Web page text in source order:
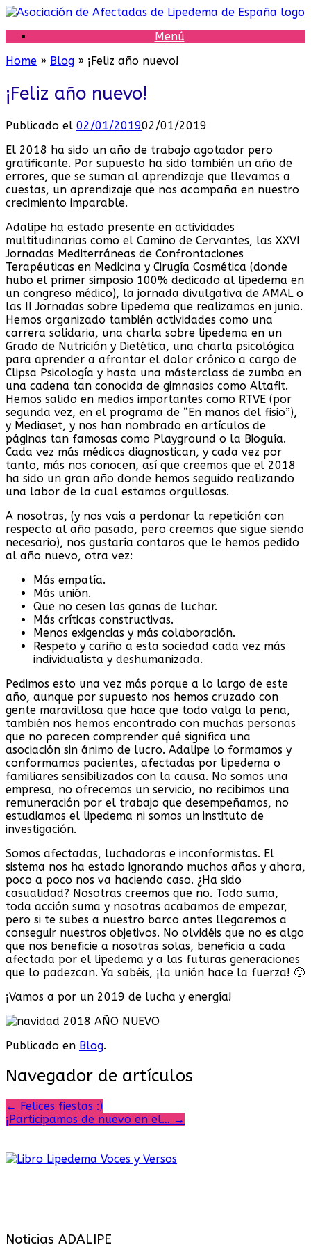
Saltar
contenido
Menú
Home » Blog » ¡Feliz año nuevo!
¡Feliz año nuevo!
Publicado el 02/01/201902/01/2019
El 2018 ha sido un año de trabajo agotador pero
gratificante. Por supuesto ha sido también un año de
errores, que se suman al aprendizaje que llevamos a
cuestas, un aprendizaje que nos acompaña en nuestro
crecimiento imparable.
Adalipe ha estado presente en actividades
multitudinarias como el Camino de Cervantes, las XXVI
Jornadas Mediterráneas de Confrontaciones
Terapéuticas en Medicina y Cirugía Cosmética (donde
hubo el primer simposio 100% dedicado al lipedema en
un congreso médico), la jornada divulgativa de AMAL o
las II Jornadas sobre lipedema que realizamos en junio.
Hemos organizado también actividades como una
carrera solidaria, una charla sobre lipedema en un
Grado de Nutrición y Dietética, una charla psicológica
para aprender a afrontar el dolor crónico a cargo de
Clipsa Psicología y hasta una másterclass de zumba en
una cadena tan conocida de gimnasios como Altafit.
Hemos salido en medios importantes como RTVE (por
segunda vez, en el programa de “En manos del fisio”),
y Mediaset, y nos han nombrado en artículos de
páginas tan famosas como Playground o la Bioguía.
Cada vez más médicos diagnostican, y cada vez por
tanto, más nos conocen, así que creemos que el 2018
ha sido un gran año donde hemos seguido realizando
una labor de la cual estamos orgullosas.
A nosotras, (y nos vais a perdonar la repetición con
respecto al año pasado, pero creemos que sigue siendo
necesario), nos gustaría contaros que le hemos pedido
al año nuevo, otra vez:
Más empatía.
Más unión.
Que no cesen las ganas de luchar.
Más críticas constructivas.
Menos exigencias y más colaboración.
Respeto y cariño a esta sociedad cada vez más
individualista y deshumanizada.
Pedimos esto una vez más porque a lo largo de este
año, aunque por supuesto nos hemos cruzado con
gente maravillosa que hace que todo valga la pena,
también nos hemos encontrado con muchas personas
que no parecen comprender qué significa una
asociación sin ánimo de lucro. Adalipe lo formamos y
conformamos pacientes, afectadas por lipedema o
familiares sensibilizados con la causa. No somos una
empresa, no ofrecemos un servicio, no recibimos una
remuneración por el trabajo que desempeñamos, no
estudiamos el lipedema ni somos un instituto de
investigación.
Somos afectadas, luchadoras e inconformistas. El
sistema nos ha estado ignorando muchos años y ahora,
poco a poco nos va haciendo caso. ¿Ha sido
casualidad? Nosotras creemos que no. Todo suma,
toda acción suma y nosotras acabamos de empezar,
pero si te subes a nuestro barco antes llegaremos a
conseguir nuestros objetivos. No olvidéis que no es algo
que nos beneficie a nosotras solas, beneficia a cada
afectada por el lipedema y a las futuras generaciones
que lo padezcan. Ya sabéis, ¡la unión hace la fuerza! 🙂
¡Vamos a por un 2019 de lucha y energía!
Publicado en Blog.
Navegador de artículos
← Felices fiestas :)
¡Participamos de nuevo en el… →
Noticias ADALIPE